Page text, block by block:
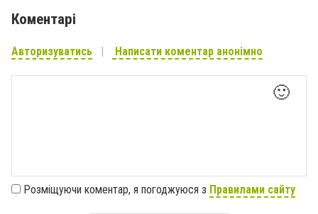
Коментарі
Авторизуватись Написати коментар анонімно
🙂
Розміщуючи коментар, я погоджуюся з Правилами сайту